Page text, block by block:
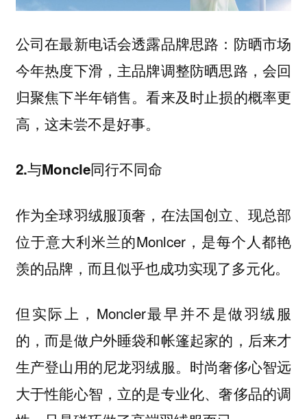
公司在最新电话会透露品牌思路：防晒市场
今年热度下滑，主品牌调整防晒思路，会回
归聚焦下半年销售。看来及时止损的概率更
高，这未尝不是好事。
2.与Moncle同行不同命
作为全球羽绒服顶奢，在法国创立、现总部
位于意大利米兰的Monlcer，是每个人都艳
羡的品牌，而且似乎也成功实现了多元化。
但实际上，Moncler最早并不是做羽绒服
的，而是做户外睡袋和帐篷起家的，后来才
生产登山用的尼龙羽绒服。时尚奢侈心智远
大于性能心智，立的是专业化、奢侈品的调